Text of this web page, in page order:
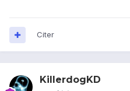
Citer
KillerdogKD